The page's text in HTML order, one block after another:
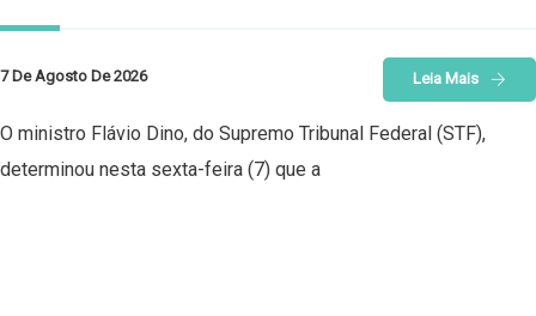
7 De Agosto De 2026 Leia Mais
O ministro Flávio Dino, do Supremo Tribunal Federal (STF),
determinou nesta sexta-feira (7) que a